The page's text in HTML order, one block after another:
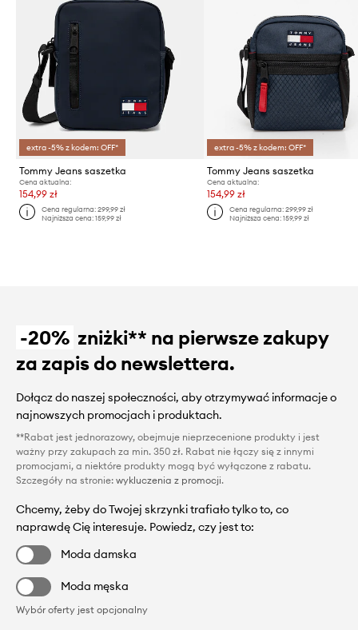
extra -5% z kodem: OFF*
Tommy Jeans saszetka
Cena aktualna:
154,99 zł
Cena regularna:299,99 zł
Najniższa cena:159,99 zł
extra -5% z kodem: OFF*
Tommy Jeans saszetka
Cena aktualna:
154,99 zł
Cena regularna: 299,99 zł
Najniższa cena: 159,99 zł
-20% zniżki** na pierwsze zakupy
za zapis do newslettera.
Dołącz do naszej społeczności, aby otrzymywać informacje o
najnowszych promocjach i produktach.
**Rabat jest jednorazowy, obejmuje nieprzecenione produkty i jest
ważny przy zakupach za min. 350 zł. Rabat nie łączy się z innymi
promocjami, a niektóre produkty mogą być wyłączone z rabatu.
Szczegóły na stronie: wykluczenia z promocji.
Chcemy, żeby do Twojej skrzynki trafiało tylko to, co
naprawdę Cię interesuje. Powiedz, czy jest to:
Moda damska
Moda męska
Wybór oferty jest opcjonalny